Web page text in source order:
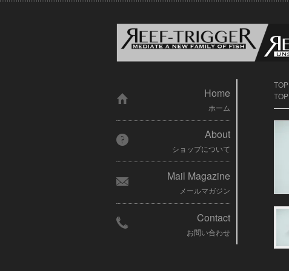
TOP
TOP
Home
ホーム
About
ショップについて
Mail Magazine
メールマガジン
Contact
お問い合わせ